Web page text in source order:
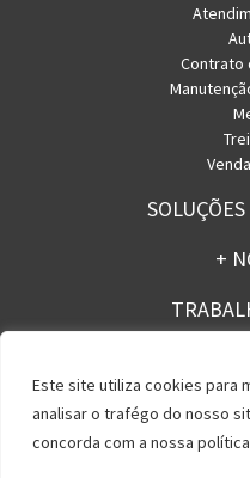
Este site utiliza cookies para
analisar o trafégo do nosso
concorda com a nossa
Contrato
+